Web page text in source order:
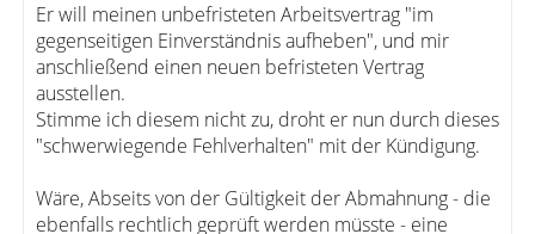
Er will meinen unbefristeten Arbeitsvertrag "im
gegenseitigen Einverständnis aufheben", und mir
anschließend einen neuen befristeten Vertrag
ausstellen.
Stimme ich diesem nicht zu, droht er nun durch dieses
"schwerwiegende Fehlverhalten" mit der Kündigung.
Wäre, Abseits von der Gültigkeit der Abmahnung - die
ebenfalls rechtlich geprüft werden müsste - eine